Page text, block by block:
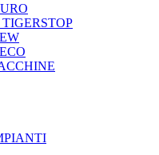
TIGERSTOP